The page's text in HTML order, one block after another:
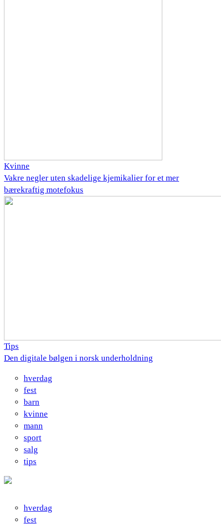
Kvinne
Vakre negler uten skadelige kjemikalier for et mer
bærekraftig motefokus
Tips
Den digitale bølgen i norsk underholdning
hverdag
fest
barn
kvinne
mann
sport
salg
tips
hverdag
fest